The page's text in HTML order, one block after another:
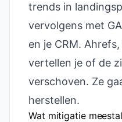
trends in
vervolgens met
en je CRM.
vertellen je of de
verschoven. Ze
herstellen.
Wat mitigatie